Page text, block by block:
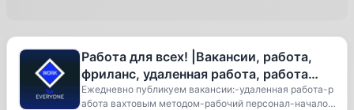
Работа для всех! |Вакансии, работа,
фриланс, удаленная работа, работа
вахтой
Ежедневно публикуем вакансии:-удаленная работа-р
абота вахтовым методом-рабочий персонал-начало к